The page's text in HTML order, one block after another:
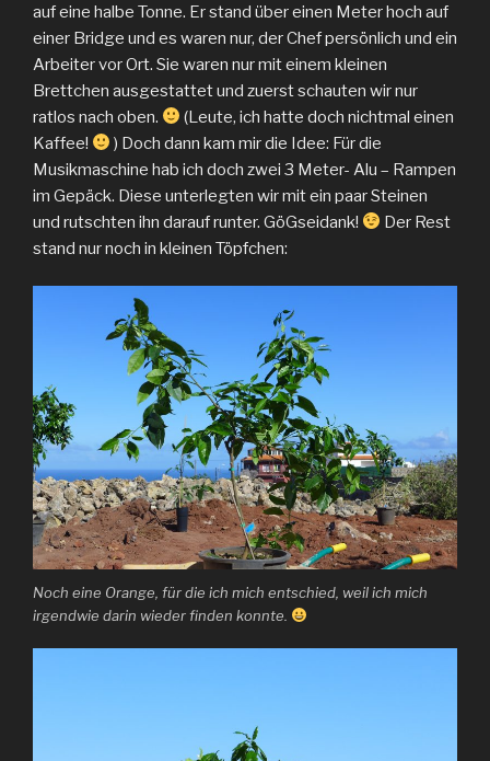
auf eine halbe Tonne. Er stand über einen Meter hoch auf
einer Bridge und es waren nur, der Chef persönlich und ein
Arbeiter vor Ort. Sie waren nur mit einem kleinen
Brettchen ausgestattet und zuerst schauten wir nur
ratlos nach oben.
(Leute, ich hatte doch nichtmal einen
Kaffee!
) Doch dann kam mir die Idee: Für die
Musikmaschine hab ich doch zwei 3 Meter- Alu – Rampen
im Gepäck. Diese unterlegten wir mit ein paar Steinen
und rutschten ihn darauf runter. GöGseidank!
Der Rest
stand nur noch in kleinen Töpfchen:
Noch eine Orange, für die ich mich entschied, weil ich mich
irgendwie darin wieder finden konnte.